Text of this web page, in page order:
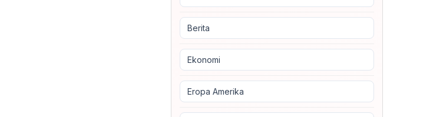
Berita
Ekonomi
Eropa Amerika